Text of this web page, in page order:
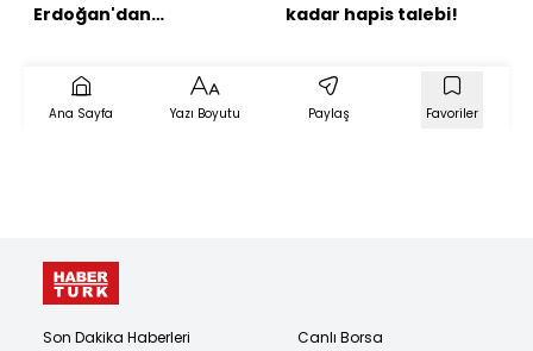
Erdoğan'dan
kadar hapis talebi!
Ana Sayfa Yazı Boyutu Paylaş Favoriler
Son Dakika Haberleri Canlı Borsa